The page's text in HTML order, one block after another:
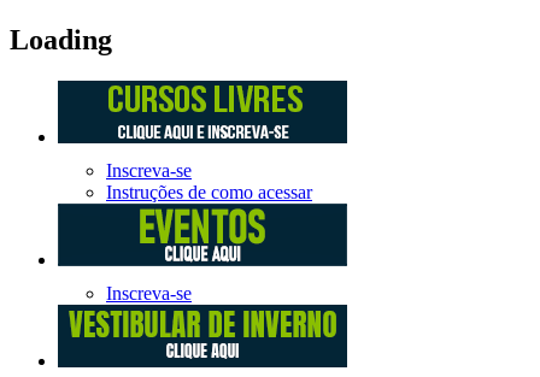
Loading
Inscreva-se
Instruções de como acessar
Inscreva-se